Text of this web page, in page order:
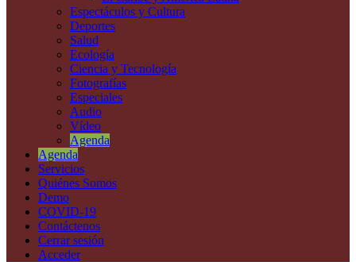
Espectáculos y Cultura
Deportes
Salud
Ecología
Ciencia y Tecnología
Fotografías
Especiales
Audio
Vídeo
Agenda
Agenda
Servicios
Quiénes Somos
Demo
COVID-19
Contáctenos
Cerrar sesión
Acceder